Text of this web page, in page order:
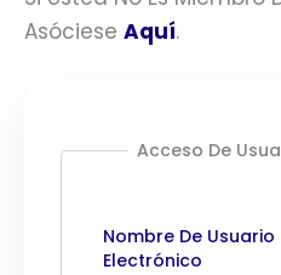
Asóciese Aquí.
Acceso De
Nombre De
Electrónico